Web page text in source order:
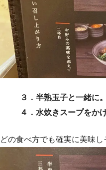
３．半熟玉子と一緒に。
４．水炊きスープをか
どの食べ方でも確実に美味し